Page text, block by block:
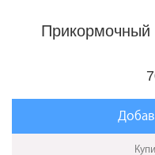
Прикормочный